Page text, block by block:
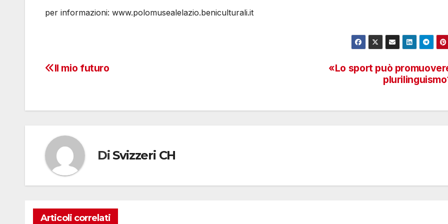
per informazioni: www.polomusealelazio.beniculturali.it
Navigazione
«Lo sport può
Il mio futuro
Di Svizzeri CH
Articoli correlati